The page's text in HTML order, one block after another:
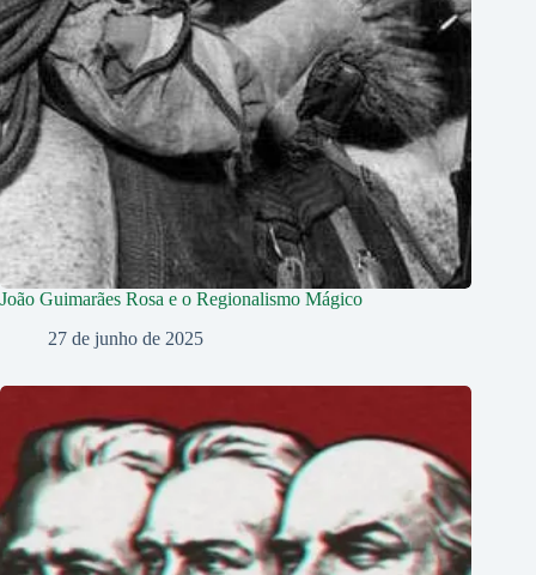
João Guimarães Rosa e o Regionalismo Mágico
27 de junho de 2025